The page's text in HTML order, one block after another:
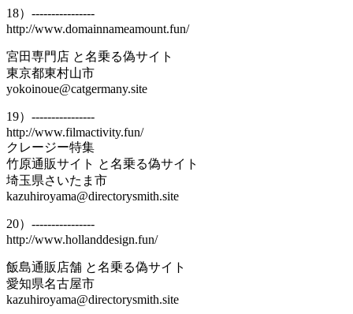
18）----------------
http://www.domainnameamount.fun/
宮田専門店 と名乗る偽サイト
東京都東村山市
yokoinoue@catgermany.site
19）----------------
http://www.filmactivity.fun/
クレージー特集
竹原通販サイト と名乗る偽サイト
埼玉県さいたま市
kazuhiroyama@directorysmith.site
20）----------------
http://www.hollanddesign.fun/
飯島通販店舗 と名乗る偽サイト
愛知県名古屋市
kazuhiroyama@directorysmith.site